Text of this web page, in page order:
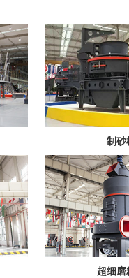
制砂
超细磨